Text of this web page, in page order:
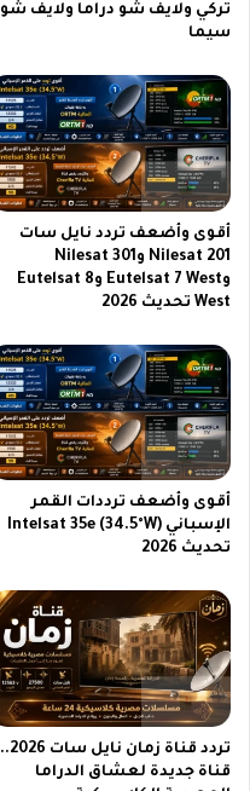
ا
ل
ا
م
ة
ل
ق
ن
ت
ا
ل
ا
ق
ل
ة
ل
ح
ص
ر
ي
ة
و
د
ج
ي
د
ة
ت
وّ
ع
ي
ه
ب
أ
س
ل
ب
ف
ر
ي
د
و
ج
ذ
تركي ولايف شو دراما ولايف شو
سيما
أقوى وأضعف تردد نايل سات
Nilesat 201 وNilesat 301
وEutelsat 7 West وEutelsat 8
West تحديث 2026
أقوى وأضعف ترددات القمر
الإسباني Intelsat 35e (34.5°W)
تحديث 2026
تردد قناة زمان نايل سات 2026..
قناة جديدة لعشاق الدراما